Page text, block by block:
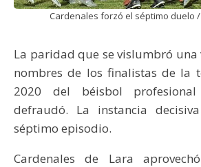
Cardenales forzó el séptimo duelo /
La paridad que se vislumbró una
nombres de los finalistas de la
2020 del béisbol profesional
defraudó. La instancia
séptimo episodio.
Cardenales de Lara